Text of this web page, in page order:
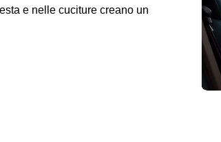
e nelle cuciture creano un